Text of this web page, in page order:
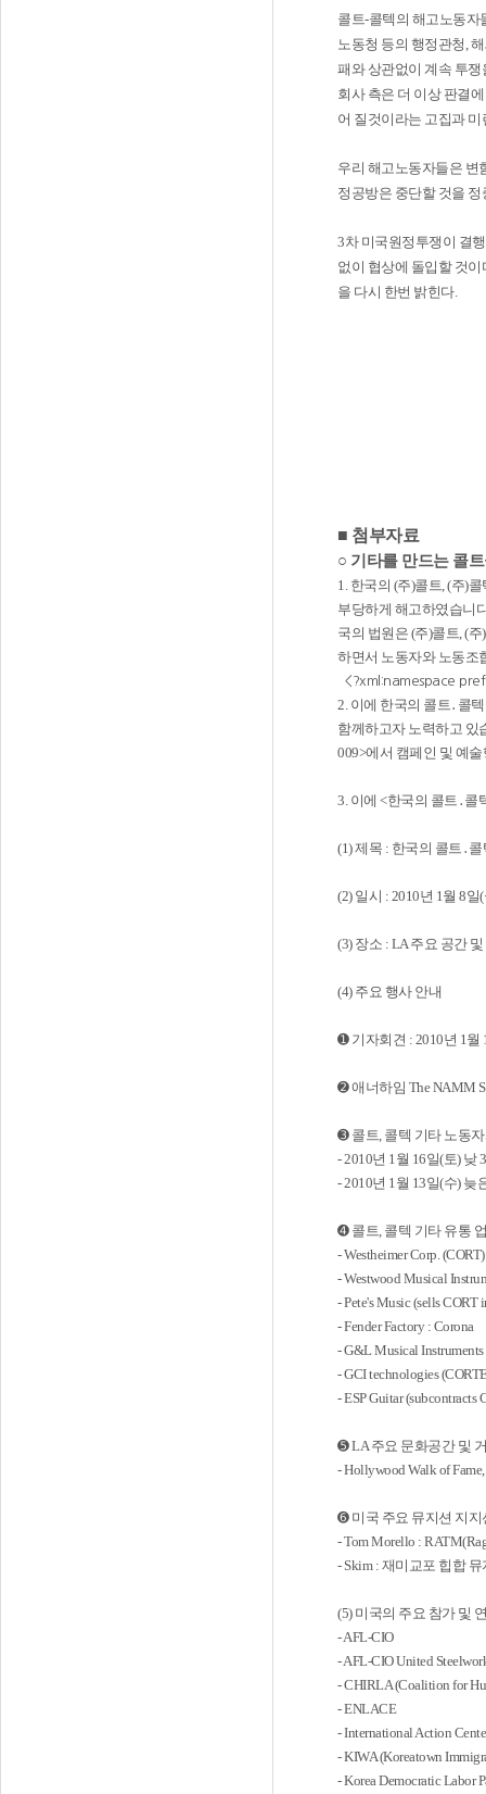
콜트-콜텍의 해고노동자
노동청 등의 행정관청,
패와 상관없이 계속 투쟁
회사 측은 더 이상 판결
어 질것이라는 고집과 미
우리 해고노동자들은 변
정공방은 중단할 것을
3차 미국원정투쟁이 결
없이 협상에 돌입할 것
을 다시 한번 밝힌다.
■ 첨부자료
○ 기타를 만드는 콜
1. 한국의 (주)콜트, (주)
부당하게 해고하였습니
국의 법원은 (주)콜트, (
하면서 노동자와 노동조
<?xml:namespace
2. 이에 한국의 콜트․콜
함께하고자 노력하고 있
009>에서 캠페인 및 예
3. 이에 <한국의 콜트․콜
(1) 제목 : 한국의 콜트․
(2) 일시 : 2010년 1월 8
(3) 장소 : LA 주요 공간
(4) 주요 행사 안내
➊ 기자회견 : 2010년 1월
➋ 애너하임 The NAMM
➌ 콜트, 콜텍 기타 노동
- 2010년 1월 16일(토) 낮
- 2010년 1월 13일(수) 늦
➍ 콜트, 콜텍 기타 유통
- Westheimer Corp.
- Westwood Musical
- Pete's Music (sells
- Fender Factory : Corona
- G&L Musical
- GCI technologies
- ESP Guitar (subcontracts
➎ LA 주요 문화공간 및
- Hollywood Walk of
➏ 미국 주요 뮤지션 지지
- Tom Morello :
- Skim : 재미교포 힙합 뮤
(5) 미국의 주요 참가 및
- AFL-CIO
- AFL-CIO United
- CHIRLA (Coalition for
- ENLACE
- International Action
- KIWA (Koreatown
- Korea Democratic Labor